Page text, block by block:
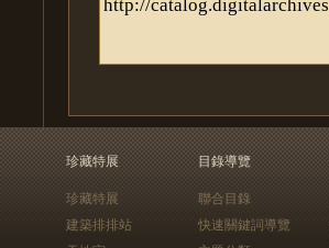
珍藏特展
珍藏特展
建築排排站
目錄導覽
聯合目錄
快速關鍵詞導覽